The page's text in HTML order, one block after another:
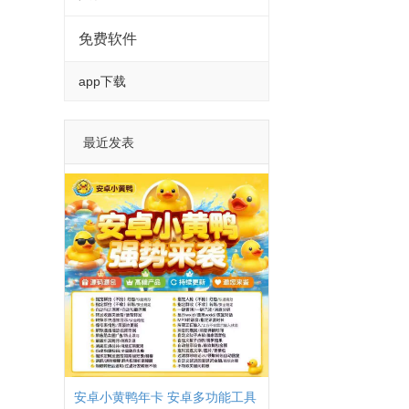
免费软件
app下载
最近发表
安卓小黄鸭年卡 安卓多功能工具